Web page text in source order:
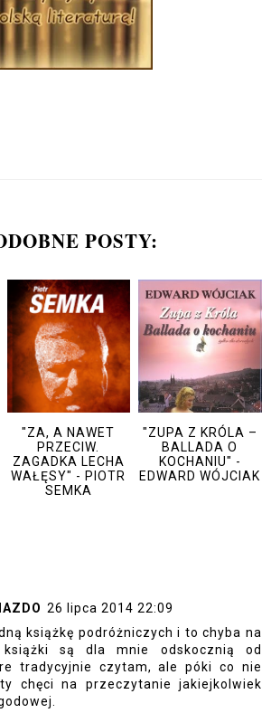
POSTY:
"ZA, A NAWET
PRZECIW.
ZAGADKA LECHA
WAŁĘSY" - PIOTR
SEMKA
"ZUPA Z KRÓLA –
BALLADA O
KOCHANIU" -
EDWARD WÓJCIAK
26 lipca 2014 22:09
książkę podróżniczych i to chyba na
są dla mnie odskocznią od
tradycyjnie czytam, ale póki co nie
chęci na przeczytanie jakiejkolwiek